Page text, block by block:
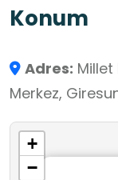
eski valilerden
Bahçe
Anıt ağaçlar
Kuzey
Bahçenin
Konum
Adres: Millet
Merkez,
+
−